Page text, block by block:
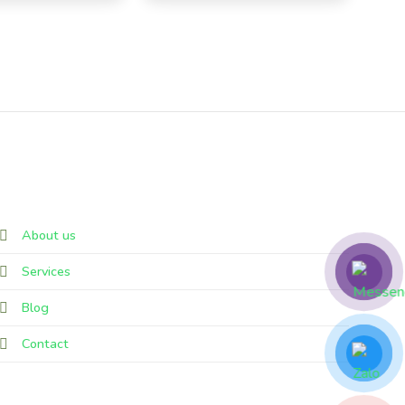
About us
Services
Blog
Contact